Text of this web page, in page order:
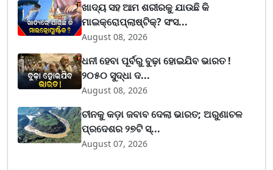
ଖାଦ୍ୟ ସହ ଆମ ଶରୀରକୁ ଯାଉଛି କି
ମାଇକ୍ରୋପ୍ଲାଷ୍ଟିକ୍? ସଂସ...
August 08, 2026
ଧନୀ ହେବା ପୂର୍ବରୁ ବୁଢ଼ା ହୋଇଯିବ ଭାରତ !
୨୦୫୦ ସୁଦ୍ଧା ଦ...
August 08, 2026
ଚୀନକୁ କଡ଼ା ଜବାବ ଦେଲା ଭାରତ; ଅରୁଣାଚଳ
ପ୍ରଦେଶର ୨୭ଟି ସ୍...
August 07, 2026